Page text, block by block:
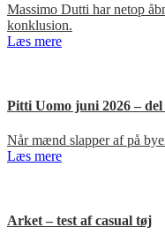
Massimo Dutti har netop
konklusion.
Læs mere
Pitti Uomo juni 2026 – del
Når mænd slapper af på
Læs mere
Arket – test af casual tøj